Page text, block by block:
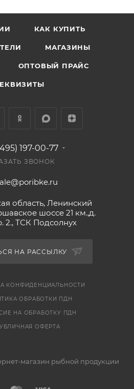
КАК КУПИТЬ
МАГАЗИНЫ
ОПТОВЫЙ ПРАЙС
197-00-77
ЗВОНОК
область, Ленинский
шоссе 21 км.,д.
2., ТСК Подсолнух
НА РАССЫЛКУ
КОНФИДЕНЦИАЛЬНОСТИ
ОБРАБОТКИ ПДН
НА ОБРАБОТКУ ПДН
ОФЕРТА
магазин рыбной продукции